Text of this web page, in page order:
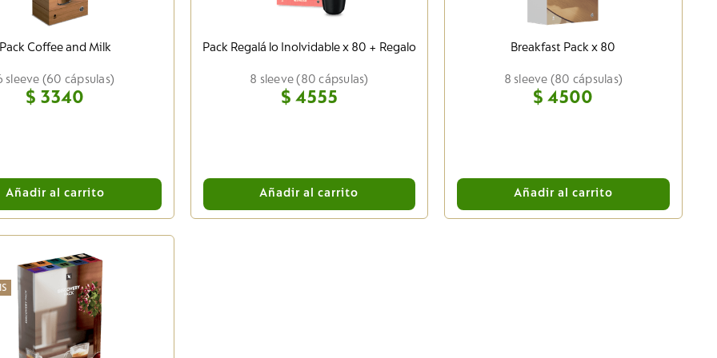
Pack Coffee and Milk
sleeve (60 cápsulas)
$ 3340
Añadir al carrito
Pack Regalá lo Inolvidable x 80 + Regalo
8 sleeve (80 cápsulas)
$ 4555
Añadir al carrito
Breakfast Pack x 80
8 sleeve (80 cápsulas)
$ 4500
Añadir al carrito